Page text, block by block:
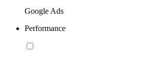
Google Ads
Performance